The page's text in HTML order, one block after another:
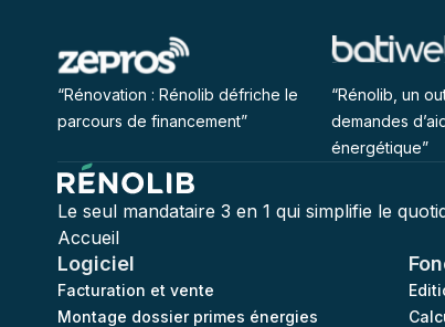
“Rénovation : Rénolib défriche le
parcours de financement”
“Rénolib, un
demandes
énergétique”
Le seul mandataire 3 en 1 qui simplifie le
Accueil
Logiciel
Facturation et vente
Montage dossier primes énergies